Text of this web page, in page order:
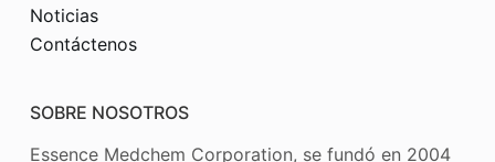
Noticias
Contáctenos
SOBRE NOSOTROS
Essence Medchem Corporation, se fundó en 2004